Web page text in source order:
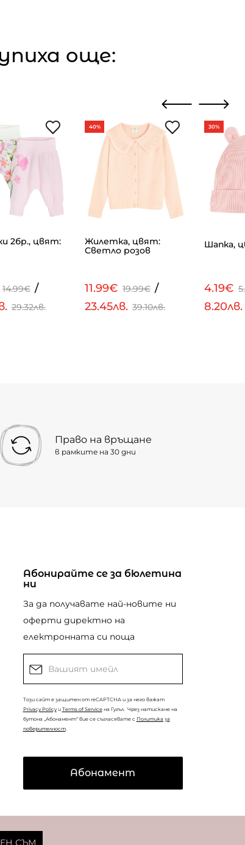
СЪМ
още:
2бр., цвят:
14.99€ /
29.32лв.
40%
Жилетка, цвят:
Светло розов
11.99€ 19.99€ /
23.45лв. 39.10лв.
30%
Шапка,
4.19€
8.20лв.
Право на връщане
в рамките на 30 дни
Абонирайте се за бюлетина
ни
За да получавате най-новите ни
оферти директно на
електронната си поща
Този сайт е защитен от reCAPTCHA и за него важат
Privacy Policyи Terms of Serviceна Гугъл. Чрез натискане на
бутона „Абонамент“ вие се съгласявате с Политика за
поверителност.
Абонамент
Coolclub